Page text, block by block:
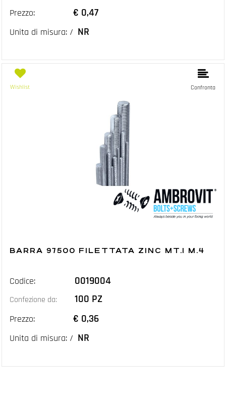
Prezzo: € 0,47
Unita di misura: / NR
Wishlist Confronta
BARRA 97500 FILETTATA ZINC MT.1 M.4
Codice: 0019004
Confezione da: 100 PZ
Prezzo: € 0,36
Unita di misura: / NR